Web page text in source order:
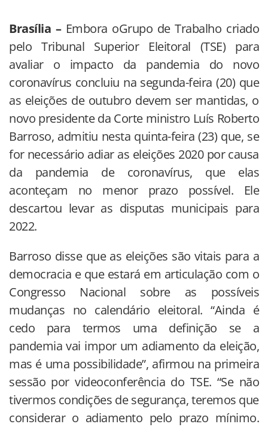
Brasília – Embora oGrupo de Trabalho criado
pelo Tribunal Superior Eleitoral (TSE) para
avaliar o impacto da pandemia do novo
coronavírus concluiu na segunda-feira (20) que
as eleições de outubro devem ser mantidas, o
novo presidente da Corte ministro Luís Roberto
Barroso, admitiu nesta quinta-feira (23) que, se
for necessário adiar as eleições 2020 por causa
da pandemia de coronavírus, que elas
aconteçam no menor prazo possível. Ele
descartou levar as disputas municipais para
2022.
Barroso disse que as eleições são vitais para a
democracia e que estará em articulação com o
Congresso Nacional sobre as possíveis
mudanças no calendário eleitoral. “Ainda é
cedo para termos uma definição se a
pandemia vai impor um adiamento da eleição,
mas é uma possibilidade”, afirmou na primeira
sessão por videoconferência do TSE. “Se não
tivermos condições de segurança, teremos que
considerar o adiamento pelo prazo mínimo.